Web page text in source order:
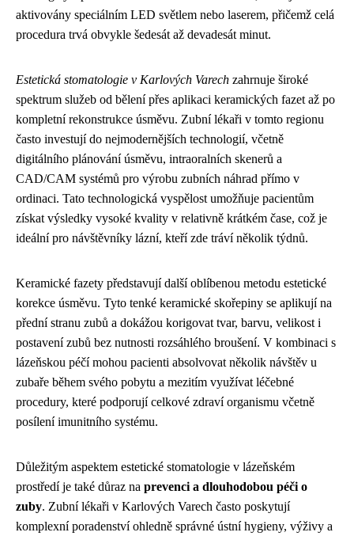
aktivovány speciálním LED světlem nebo laserem, přičemž celá
procedura trvá obvykle šedesát až devadesát minut.
Estetická stomatologie v Karlových Varech zahrnuje široké
spektrum služeb od bělení přes aplikaci keramických fazet až po
kompletní rekonstrukce úsměvu. Zubní lékaři v tomto regionu
často investují do nejmodernějších technologií, včetně
digitálního plánování úsměvu, intraoralních skenerů a
CAD/CAM systémů pro výrobu zubních náhrad přímo v
ordinaci. Tato technologická vyspělost umožňuje pacientům
získat výsledky vysoké kvality v relativně krátkém čase, což je
ideální pro návštěvníky lázní, kteří zde tráví několik týdnů.
Keramické fazety představují další oblíbenou metodu estetické
korekce úsměvu. Tyto tenké keramické skořepiny se aplikují na
přední stranu zubů a dokážou korigovat tvar, barvu, velikost i
postavení zubů bez nutnosti rozsáhlého broušení. V kombinaci s
lázeňskou péčí mohou pacienti absolvovat několik návštěv u
zubaře během svého pobytu a mezitím využívat léčebné
procedury, které podporují celkové zdraví organismu včetně
posílení imunitního systému.
Důležitým aspektem estetické stomatologie v lázeňském
prostředí je také důraz na prevenci a dlouhodobou péči o
zuby. Zubní lékaři v Karlových Varech často poskytují
komplexní poradenství ohledně správné ústní hygieny, výživy a